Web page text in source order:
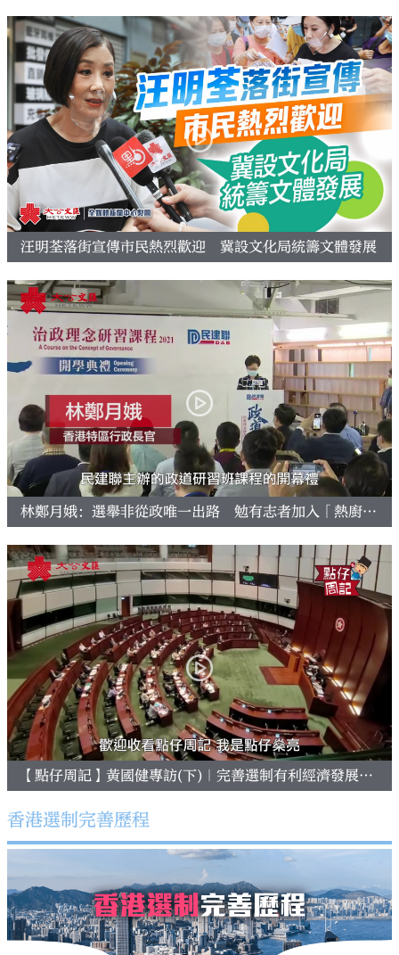
汪明荃落街宣傳市民熱烈歡迎 冀設文化局統籌文體發展
林鄭月娥：選舉非從政唯一出路 勉有志者加入「熱廚房」
【點仔周記】黃國健專訪(下)｜完善選制有利經濟發展 勞工必然得益
香港選制完善歷程